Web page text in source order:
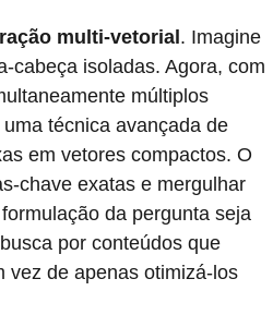
multi-vetorial . Imagine
cabeça isoladas. Agora, com
múltiplos
técnica avançada de
em vetores compactos. O
chave exatas e mergulhar
da pergunta seja
por conteúdos que
vez de apenas otimizá-los